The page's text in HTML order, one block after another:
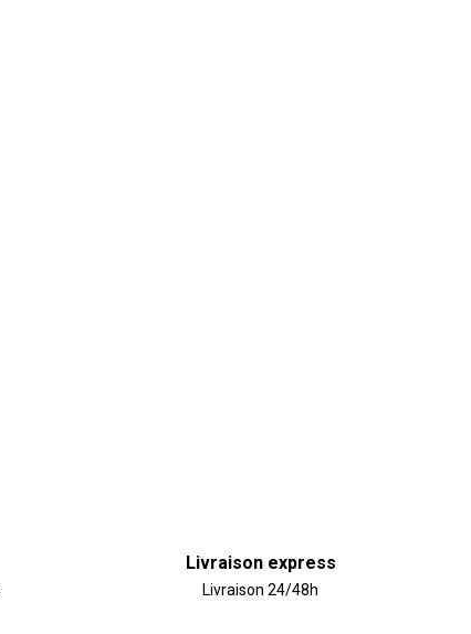
Livraison express
Livraison 24/48h